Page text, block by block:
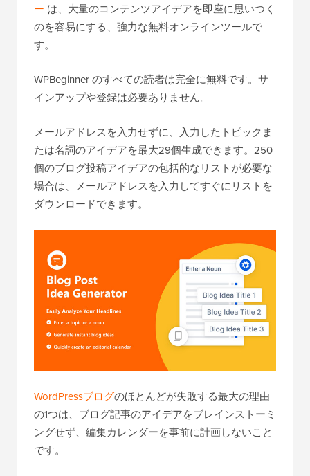
ー は、大量のコンテンツアイデアを即座に思いつく
のを容易にする、強力な無料オンラインツールで
す。
WPBeginner のすべての読者は完全に無料です。サ
インアップや登録は必要ありません。
メールアドレスを入力せずに、入力したトピックま
たは名詞のアイデアを最大29個生成できます。250
個のブログ投稿アイデアの包括的なリストが必要な
場合は、メールアドレスを入力してすぐにリストを
ダウンロードできます。
WordPressブログのほとんどが失敗する最大の理由
の1つは、ブログ記事のアイデアをブレインストーミ
ングせず、編集カレンダーを事前に計画しないこと
です。